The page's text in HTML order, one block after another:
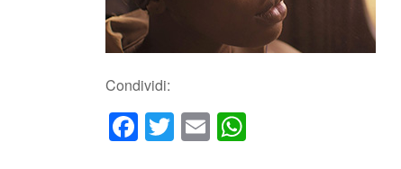
Condividi:
Facebook
Twitter
Email